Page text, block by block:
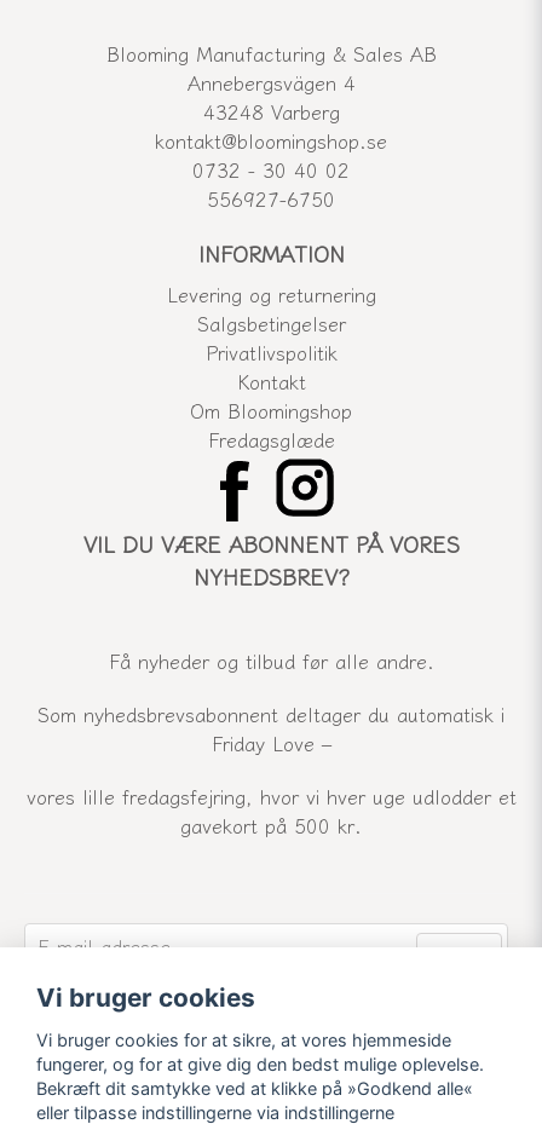
Blooming Manufacturing & Sales AB
Annebergsvägen 4
43248 Varberg
kontakt@bloomingshop.se
0732 - 30 40 02
556927-6750
INFORMATION
Levering og returnering
Salgsbetingelser
Privatlivspolitik
Kontakt
Om Bloomingshop
Fredagsglæde
VIL DU VÆRE ABONNENT PÅ VORES
NYHEDSBREV?
Få nyheder og tilbud før alle andre.
Som nyhedsbrevsabonnent deltager du automatisk i
Friday Love –
vores lille fredagsfejring, hvor vi hver uge udlodder et
gavekort på 500 kr.
emailE-mail-adresse
Tilmeld dig vores nyhedsbrev og modtag vores
seneste nyheder og tilbud.
Vi bruger cookies
Vi bruger cookies for at sikre, at vores hjemmeside
fungerer, og for at give dig den bedst mulige oplevelse.
Bekræft dit samtykke ved at klikke på »Godkend alle«
eller tilpasse indstillingerne via indstillingerne